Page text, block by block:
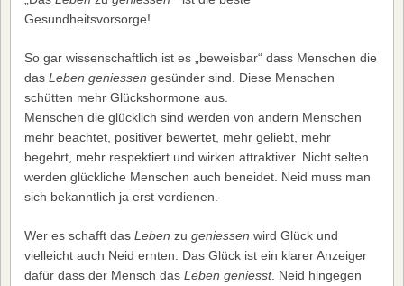
Gesundheitsvorsorge!
So gar wissenschaftlich ist es „beweisbar“ dass Menschen die
das Leben geniessen gesünder sind. Diese Menschen
schütten mehr Glückshormone aus.
Menschen die glücklich sind werden von andern Menschen
mehr beachtet, positiver bewertet, mehr geliebt, mehr
begehrt, mehr respektiert und wirken attraktiver. Nicht selten
werden glückliche Menschen auch beneidet. Neid muss man
sich bekanntlich ja erst verdienen.
Wer es schafft das Leben zu geniessen wird Glück und
vielleicht auch Neid ernten. Das Glück ist ein klarer Anzeiger
dafür dass der Mensch das Leben geniesst. Neid hingegen